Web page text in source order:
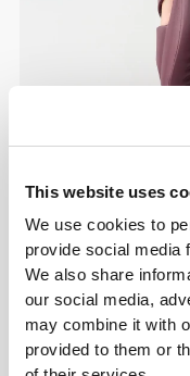
This website uses
We use cookies to
provide social media
We also share
our social media,
may combine it with
provided to them or
Informacje i
Ogólne
5(6